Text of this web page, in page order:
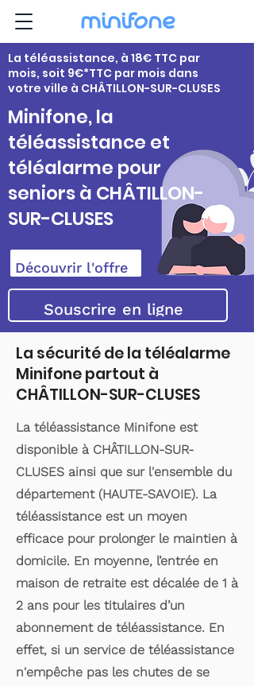
La téléassistance, à 18€ TTC par
mois, soit 9€*TTC par mois dans
votre ville à CHÂTILLON-SUR-CLUSES
Minifone, la
téléassistance et
téléalarme pour
seniors à CHÂTILLON-
SUR-CLUSES
Découvrir l'offre
Souscrire en ligne
La sécurité de la téléalarme
Minifone partout à
CHÂTILLON-SUR-CLUSES
La téléassistance Minifone est
disponible à CHÂTILLON-SUR-
CLUSES ainsi que sur l'ensemble du
département (HAUTE-SAVOIE). La
téléassistance est un moyen
efficace pour prolonger le maintien à
domicile. En moyenne, l’entrée en
maison de retraite est décalée de 1 à
2 ans pour les titulaires d’un
abonnement de téléassistance. En
effet, si un service de téléassistance
n'empêche pas les chutes de se